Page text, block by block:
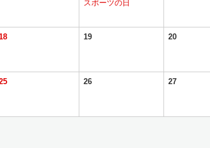
スポーツの日
19 20
26 27